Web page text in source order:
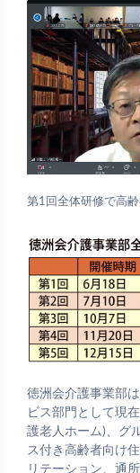
第1回全体研修で高
徳洲会介護事業部
ビス部門として現
護老人ホーム)、グ
ス付き高齢者向け
リテーション、通